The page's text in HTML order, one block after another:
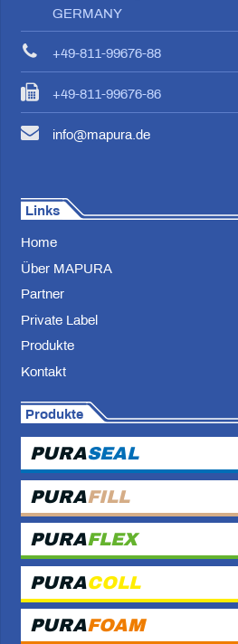
GERMANY
+49-811-99676-88
+49-811-99676-86
info@mapura.de
Links
Home
Über MAPURA
Partner
Private Label
Produkte
Kontakt
Produkte
PURASEAL
PURAFILL
PURAFLEX
PURACOLL
PURAFOAM